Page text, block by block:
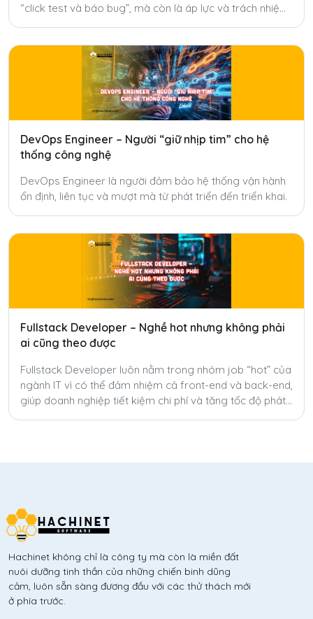
“click test và báo bug”, mà còn là áp lực và trách nhiệm
DevOps Engineer – Người “giữ nhịp tim” cho hệ
thống công nghệ
DevOps Engineer là người đảm bảo hệ thống vận hành
ổn định, liên tục và mượt mà từ phát triển đến triển khai.
Fullstack Developer – Nghề hot nhưng không phải
ai cũng theo được
Fullstack Developer luôn nằm trong nhóm job “hot” của
ngành IT vì có thể đảm nhiệm cả front-end và back-end,
giúp doanh nghiệp tiết kiệm chi phí và tăng tốc độ phát
Hachinet không chỉ là công ty mà còn là miền đất
nuôi dưỡng tinh thần của những chiến binh dũng
cảm, luôn sẵn sàng đương đầu với các thử thách mới
ở phía trước.